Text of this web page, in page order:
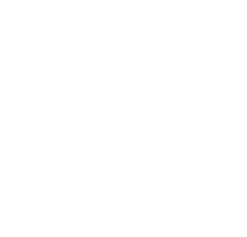
옵션에 따라 소요 시간이 다를 수